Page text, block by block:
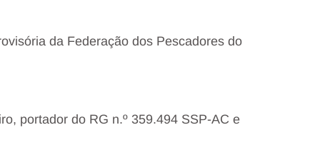
da Federação dos Pescadores do
portador do RG n.º 359.494 SSP-AC e